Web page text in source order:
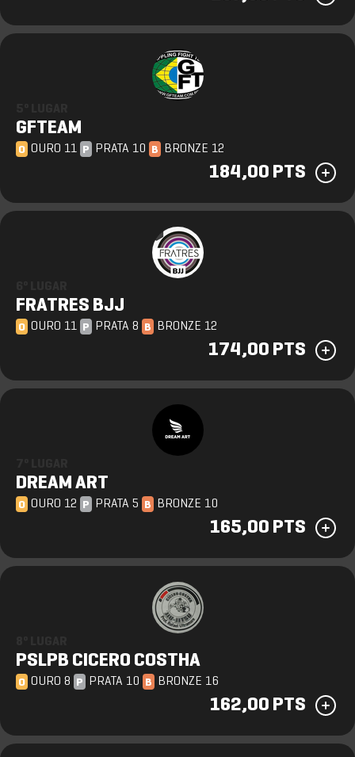
GFTEAM
O OURO 11 P PRATA 10 B BRONZE 12
184,00 PTS
FRATRES BJJ
O OURO 11 P PRATA 8 B BRONZE 12
174,00 PTS
DREAM ART
O OURO 12 P PRATA 5 B BRONZE 10
165,00 PTS
PSLPB CICERO COSTHA
O OURO 8 P PRATA 10 B BRONZE 16
162,00 PTS